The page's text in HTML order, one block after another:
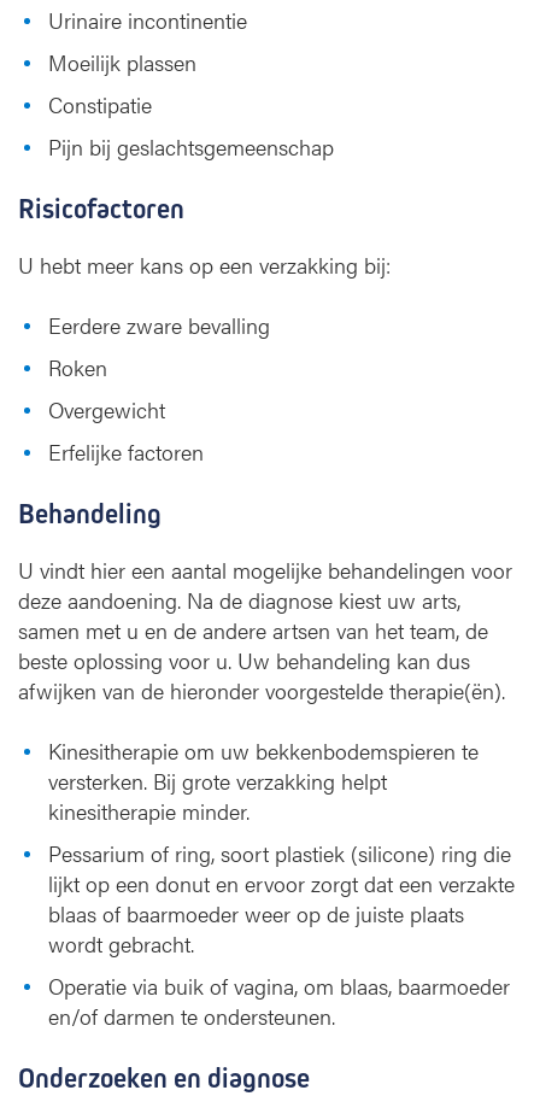
Urinaire incontinentie
Moeilijk plassen
Constipatie
Pijn bij geslachtsgemeenschap
Risicofactoren
U hebt meer kans op een verzakking bij:
Eerdere zware bevalling
Roken
Overgewicht
Erfelijke factoren
Behandeling
U vindt hier een aantal mogelijke behandelingen voor
deze aandoening. Na de diagnose kiest uw arts,
samen met u en de andere artsen van het team, de
beste oplossing voor u. Uw behandeling kan dus
afwijken van de hieronder voorgestelde therapie(ën).
Kinesitherapie om uw bekkenbodemspieren te
versterken. Bij grote verzakking helpt
kinesitherapie minder.
Pessarium of ring, soort plastiek (silicone) ring die
lijkt op een donut en ervoor zorgt dat een verzakte
blaas of baarmoeder weer op de juiste plaats
wordt gebracht.
Operatie via buik of vagina, om blaas, baarmoeder
en/of darmen te ondersteunen.
Onderzoeken en diagnose